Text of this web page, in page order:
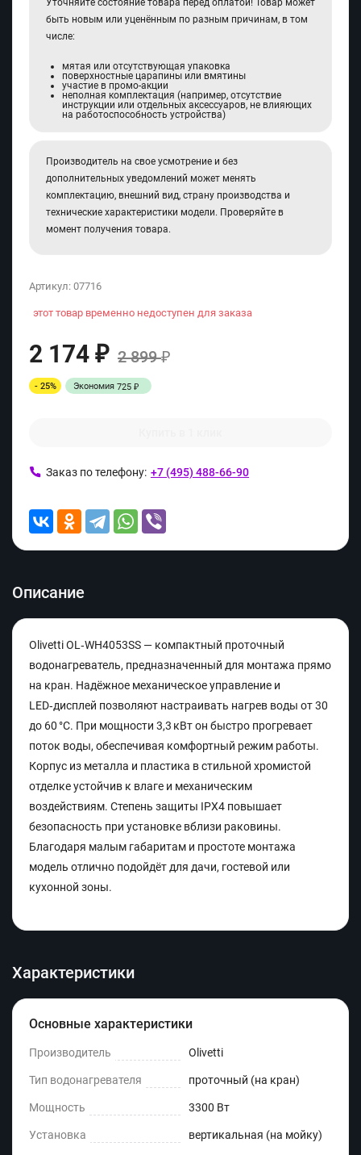
Уточняйте состояние товара перед оплатой! Товар может
быть новым или уценённым по разным причинам, в том
числе:
мятая или отсутствующая упаковка
поверхностные царапины или вмятины
участие в промо-акции
неполная комплектация (например, отсутствие
инструкции или отдельных аксессуаров, не влияющих
на работоспособность устройства)
Производитель на свое усмотрение и без
дополнительных уведомлений может менять
комплектацию, внешний вид, страну производства и
технические характеристики модели. Проверяйте в
момент получения товара.
Артикул: 07716
этот товар временно недоступен для заказа
2 174 ₽ 2 899₽
- 25% Экономия 725 ₽
Заказ по телефону: +7 (495) 488-66-90
Описание
Olivetti OL‑WH4053SS — компактный проточный
водонагреватель, предназначенный для монтажа прямо
на кран. Надёжное механическое управление и
LED‑дисплей позволяют настраивать нагрев воды от 30
до 60 °C. При мощности 3,3 кВт он быстро прогревает
поток воды, обеспечивая комфортный режим работы.
Корпус из металла и пластика в стильной хромистой
отделке устойчив к влаге и механическим
воздействиям. Степень защиты IPX4 повышает
безопасность при установке вблизи раковины.
Благодаря малым габаритам и простоте монтажа
модель отлично подойдёт для дачи, гостевой или
кухонной зоны.
Характеристики
Основные характеристики
Производитель Olivetti
Тип водонагревателя проточный (на кран)
Мощность 3300 Вт
Установка вертикальная (на мойку)